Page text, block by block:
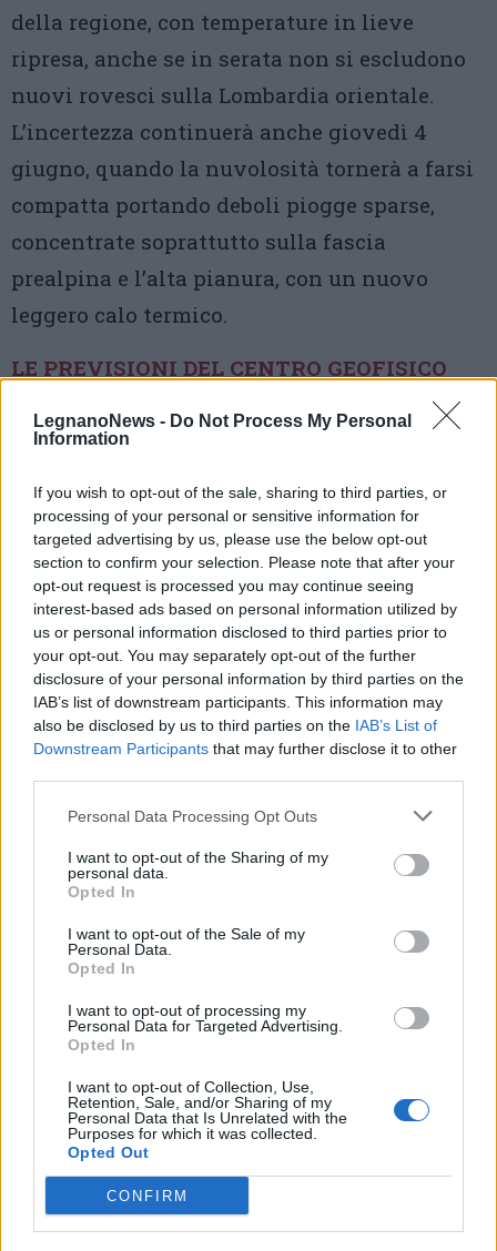
LegnanoNews - Do Not Process My Personal
Information
If you wish to opt-out of the sale, sharing to third parties, or
processing of your personal or sensitive information for
targeted advertising by us, please use the below opt-out
section to confirm your selection. Please note that after your
opt-out request is processed you may continue seeing
interest-based ads based on personal information utilized by
us or personal information disclosed to third parties prior to
your opt-out. You may separately opt-out of the further
disclosure of your personal information by third parties on the
IAB’s list of downstream participants. This information may
also be disclosed by us to third parties on the IAB’s List of
Downstream Participants that may further disclose it to other
Personal Data Processing Opt Outs
I want to opt-out of the Sharing of my
personal data.
Opted In
I want to opt-out of the Sale of my
Personal Data.
Opted In
I want to opt-out of processing my
Personal Data for Targeted Advertising.
Opted In
I want to opt-out of Collection, Use,
Retention, Sale, and/or Sharing of my
Personal Data that Is Unrelated with the
Purposes for which it was collected.
Opted Out
CONFIRM
della regione, con temperature in lieve
ripresa, anche se in serata non si escludono
nuovi rovesci sulla Lombardia orientale.
L’incertezza continuerà anche giovedì 4
giugno, quando la nuvolosità tornerà a farsi
compatta portando deboli piogge sparse,
concentrate soprattutto sulla fascia
prealpina e l’alta pianura, con un nuovo
leggero calo termico.
LE PREVISIONI DEL CENTRO GEOFISICO
Via Confalonieri, 5
Tutti gli eventi
diagosto
Redazione
info@legnanonews.com
Noi della redazione di LegnanoNews abbiamo a cuore
l'informazione del nostro territorio e cerchiamo di essere
PIÙ INFORMAZIONI SU
LEGGI GLI ALTRI ARTICOLI DI
Selezioniamo per te
Il meglio di